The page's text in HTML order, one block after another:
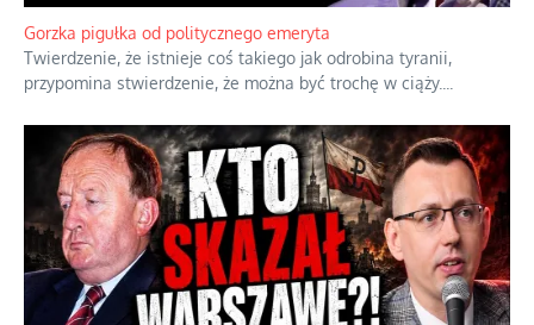
cyfrowego świata
Święte orędzia w cieniu smartfonów....